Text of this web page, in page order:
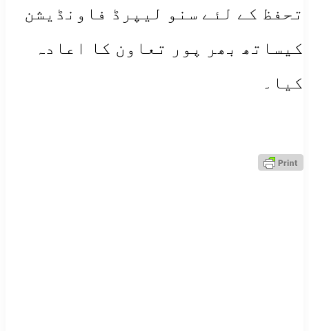
تحفظ کے لئے سنو لیپرڈ فاونڈیشن
کیساتھ بھر پور تعاون کا اعادہ
کیا۔